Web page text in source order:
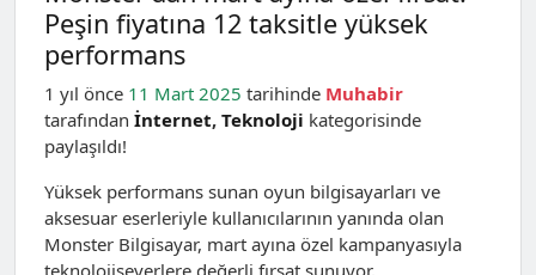
Peşin fiyatına 12 taksitle yüksek
performans
1 yıl önce 11 Mart 2025 tarihinde Muhabir
tarafından İnternet, Teknoloji kategorisinde
paylaşıldı!
Yüksek performans sunan oyun bilgisayarları ve
aksesuar eserleriyle kullanıcılarının yanında olan
Monster Bilgisayar, mart ayına özel kampanyasıyla
teknolojiseverlere değerli fırsat sunuyor.